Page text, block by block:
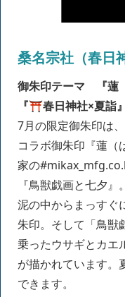
桑名宗社（春日
御朱印テーマ 『蓮
『⛩️春日神社×夏詣』
7月の限定御朱印は
コラボ御朱印『蓮（
家の
『鳥獣戯画と七夕』。
泥の中からまっすぐ
朱印。そして「鳥獣
乗ったウサギとカエ
が描かれています。
できます。